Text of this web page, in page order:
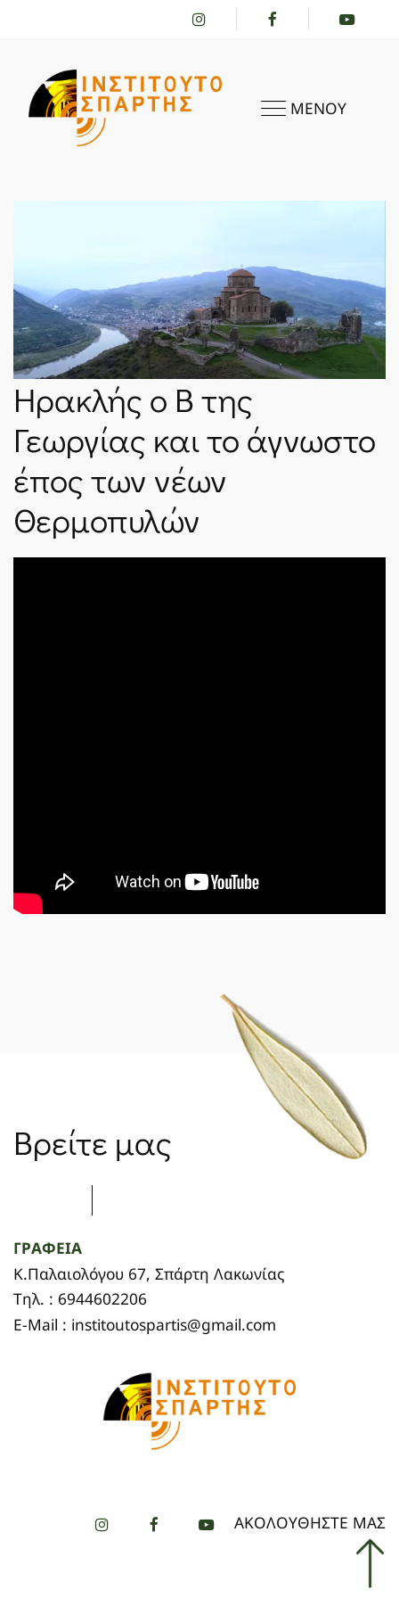
ΜΕΝΟΥ
ΤΟ ΙΝΣΤΙΤΟΎΤΟ
ΔΡΑΣΤΗΡΙΌΤΗΤΕΣ
ΝΈΑ
SPARTANET
E-JOURNAL
Ηρακλής ο Β της
Γεωργίας και το άγνωστο
έπος των νέων
Θερμοπυλών
Βρείτε μας
ΓΡΑΦΕΙΑ
Κ.Παλαιολόγου 67, Σπάρτη Λακωνίας
Τηλ. : 6944602206
E-Mail : institoutospartis@gmail.com
ΑΚΟΛΟΥΘΗΣΤΕ ΜΑΣ